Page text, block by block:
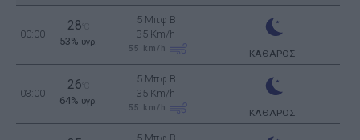
00:00
28
53% υγρ.
5 Μπφ B
35 Km/h
55 km/h ΚΑΘΑΡΟΣ
03:00
26
64% υγρ.
5 Μπφ B
35 Km/h
55 km/h ΚΑΘΑΡΟΣ